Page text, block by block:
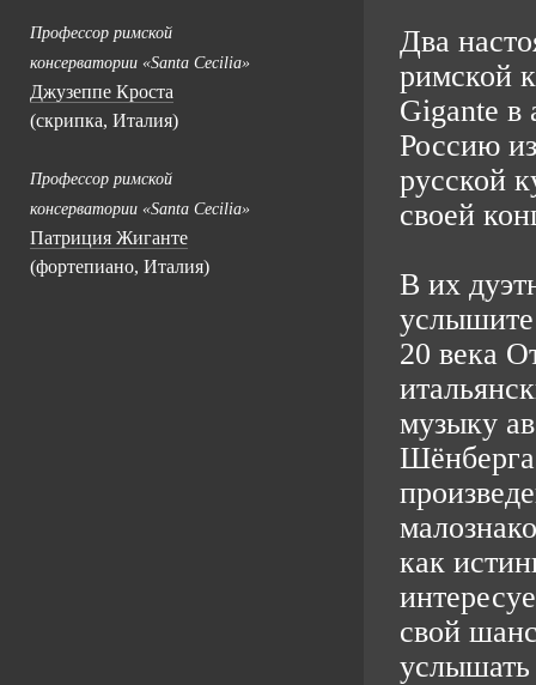
Профессор римской
консерватории «Santa Cecilia»
Джузеппе Кроста
(скрипка, Италия)
Профессор римской
консерватории «Santa Cecilia»
Патриция Жиганте
(фортепиано, Италия)
Два
римской
Gigante в
Россию
русской
своей
В их
услышите
20 века
музыку
как
свой